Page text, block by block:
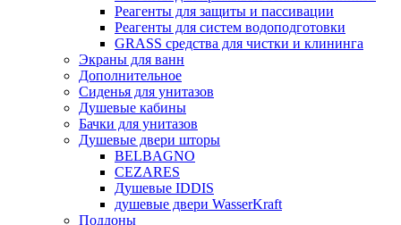
Реагенты для защиты и пассивации
Реагенты для систем водоподготовки
GRASS средства для чистки и клининга
Экраны для ванн
Дополнительное
Сиденья для унитазов
Душевые кабины
Бачки для унитазов
Душевые двери шторы
BELBAGNO
CEZARES
Душевые IDDIS
душевые двери WasserKraft
Поддоны